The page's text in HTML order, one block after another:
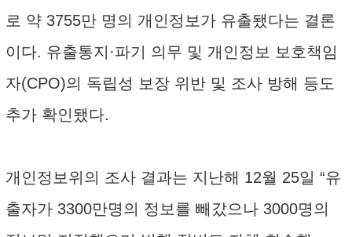
로 약 3755만 명의 개인정보가 유출됐다는 결론
이다. 유출통지·파기 의무 및 개인정보 보호책임
자(CPO)의 독립성 보장 위반 및 조사 방해 등도
추가 확인됐다.
개인정보위의 조사 결과는 지난해 12월 25일 “유
출자가 3300만명의 정보를 빼갔으나 3000명의